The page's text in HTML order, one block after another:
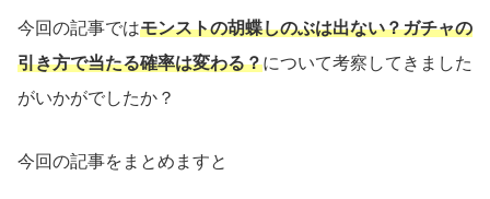
今回の記事ではモンストの胡蝶しのぶは出ない？ガチャの
引き方で当たる確率は変わる？について考察してきました
がいかがでしたか？
今回の記事をまとめますと